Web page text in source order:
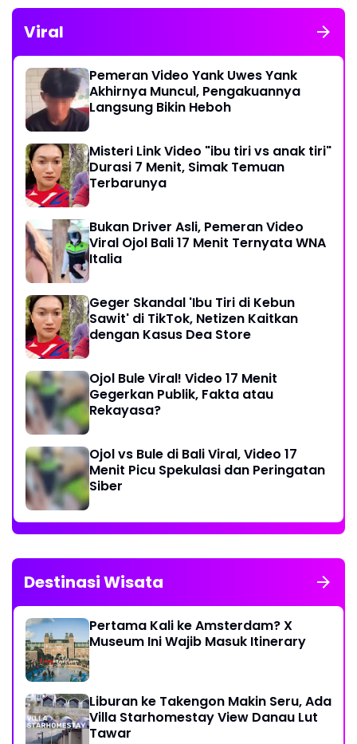
Viral
Pemeran Video Yank Uwes Yank
Akhirnya Muncul, Pengakuannya
Langsung Bikin Heboh
Misteri Link Video "ibu tiri vs anak tiri"
Durasi 7 Menit, Simak Temuan
Terbarunya
Bukan Driver Asli, Pemeran Video
Viral Ojol Bali 17 Menit Ternyata WNA
Italia
Geger Skandal 'Ibu Tiri di Kebun
Sawit' di TikTok, Netizen Kaitkan
dengan Kasus Dea Store
Ojol Bule Viral! Video 17 Menit
Gegerkan Publik, Fakta atau
Rekayasa?
Ojol vs Bule di Bali Viral, Video 17
Menit Picu Spekulasi dan Peringatan
Siber
Destinasi Wisata
Pertama Kali ke Amsterdam? X
Museum Ini Wajib Masuk Itinerary
Liburan ke Takengon Makin Seru, Ada
Villa Starhomestay View Danau Lut
Tawar